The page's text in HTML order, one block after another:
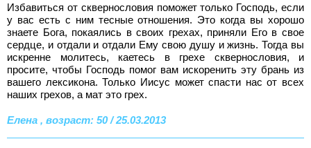
Избавиться от сквернословия поможет только Господь, если
у вас есть с ним тесные отношения. Это когда вы хорошо
знаете Бога, покаялись в своих грехах, приняли Его в свое
сердце, и отдали и отдали Ему свою душу и жизнь. Тогда вы
искренне молитесь, каетесь в грехе сквернословия, и
просите, чтобы Господь помог вам искоренить эту брань из
вашего лексикона. Только Иисус может спасти нас от всех
наших грехов, а мат это грех.
Елена , возраст: 50 / 25.03.2013